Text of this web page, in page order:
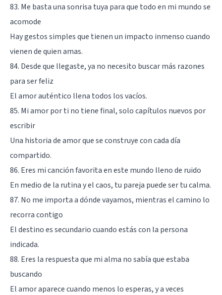
83. Me basta una sonrisa tuya para que todo en mi mundo se
acomode
Hay gestos simples que tienen un impacto inmenso cuando
vienen de quien amas.
84. Desde que llegaste, ya no necesito buscar más razones
para ser feliz
El amor auténtico llena todos los vacíos.
85. Mi amor por ti no tiene final, solo capítulos nuevos por
escribir
Una historia de amor que se construye con cada día
compartido.
86. Eres mi canción favorita en este mundo lleno de ruido
En medio de la rutina y el caos, tu pareja puede ser tu calma.
87. No me importa a dónde vayamos, mientras el camino lo
recorra contigo
El destino es secundario cuando estás con la persona
indicada.
88. Eres la respuesta que mi alma no sabía que estaba
buscando
El amor aparece cuando menos lo esperas, y a veces